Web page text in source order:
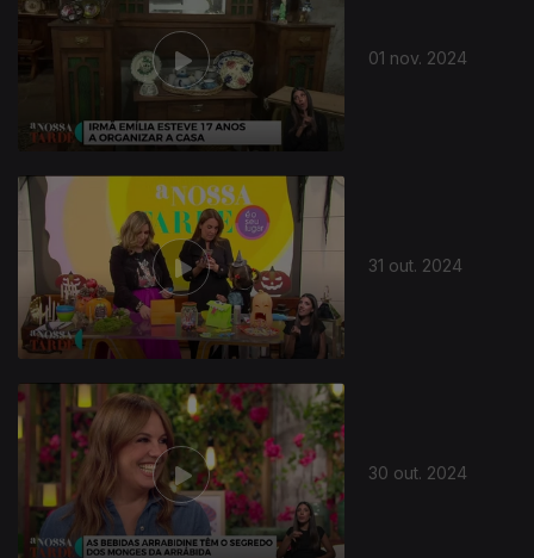
01 nov. 2024
31 out. 2024
30 out. 2024